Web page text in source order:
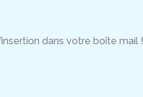
dans votre boîte mail !